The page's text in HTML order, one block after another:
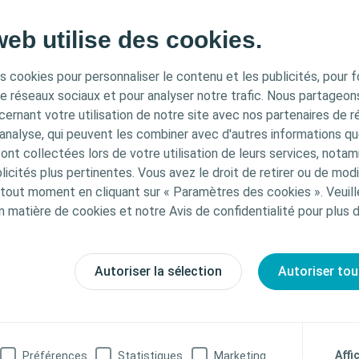
utilise des cookies.
cookies pour personnaliser le contenu et les publicités, pour
réseaux sociaux et pour analyser notre trafic. Nous
votre utilisation de notre site avec nos partenaires de
qui peuvent les combiner avec d'autres informations
collectées lors de votre utilisation de leurs services,
plus pertinentes. Vous avez le droit de retirer ou de
moment en cliquant sur « Paramètres des cookies ».
matière de cookies et notre Avis de confidentialité pour plus
Autoriser la sélection Autoriser
Préférences Statistiques Marketing
IMPORTANTE
uniquement aux professionnels de santé français
la santé publique français. Le contenu du site est
l’éducation et peut ne pas être adapté à toutes les
pas de conseils médicaux. Le professionnel de
choix du traitement pour les patients. Pour obtenir des
avant de l'utiliser.
du fait de
En
médullaire